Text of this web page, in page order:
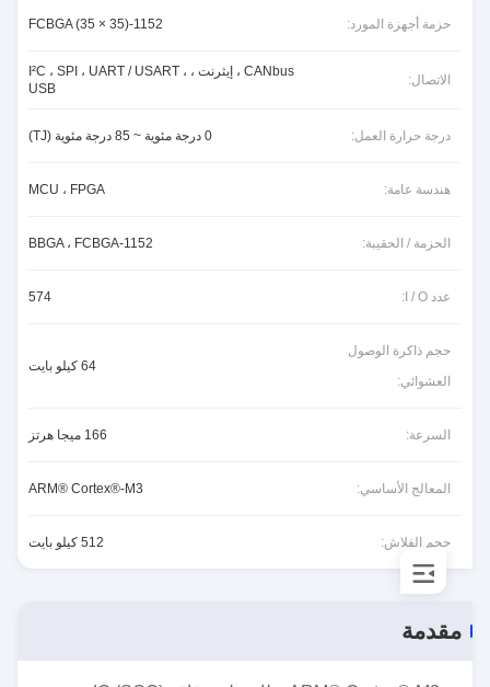
حزمة أجهزة المورد: 1152-FCBGA (35 × 35)
الاتصال:
CANbus ، إيثرنت ، I²C ، SPI ، UART / USART ،
USB
درجة حرارة العمل: 0 درجة مئوية ~ 85 درجة مئوية (TJ)
هندسة عامة: MCU ، FPGA
الحزمة / الحقيبة: 1152-BBGA ، FCBGA
عدد I / O: 574
حجم ذاكرة الوصول
العشوائي:
64 كيلو بايت
السرعة: 166 ميجا هرتز
المعالج الأساسي: ARM® Cortex®-M3
حجم الفلاش: 512 كيلو بايت
مقدمة